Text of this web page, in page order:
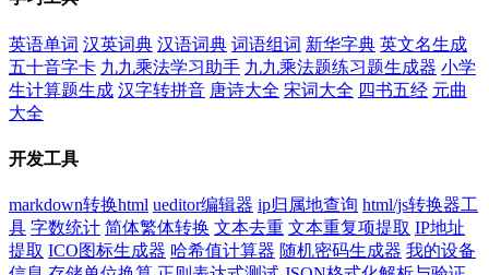
英语单词 汉英词典 汉语词典 词语组词 新华字典 英文名生成
五十音字卡 九九乘法学习助手 九九乘法题练习题生成器 小学
生计算题生成 汉字转拼音 唐诗大全 宋词大全 四书五经 元曲
大全
开发工具
markdown转换html ueditor编辑器 ip归属地查询 html/js转换器工
具 字数统计 简体繁体转换 文本去重 文本重复项提取 IP地址
提取 ICO图标生成器 哈希值计算器 随机密码生成器 我的设备